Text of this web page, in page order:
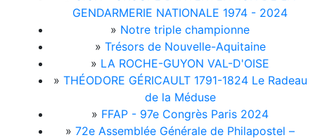
GENDARMERIE NATIONALE 1974 - 2024
» Notre triple championne
» Trésors de Nouvelle-Aquitaine
» LA ROCHE-GUYON VAL-D'OISE
» THÉODORE GÉRICAULT 1791-1824 Le Radeau
de la Méduse
» FFAP - 97e Congrès Paris 2024
» 72e Assemblée Générale de Philapostel –